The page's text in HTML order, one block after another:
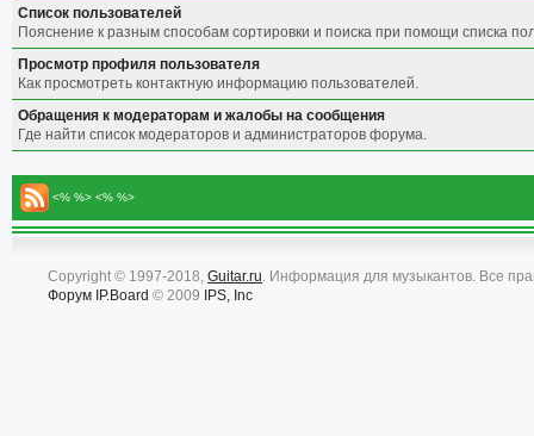
Список пользователей
Пояснение к разным способам сортировки и поиска при помощи списка
Просмотр профиля пользователя
Как просмотреть контактную информацию пользователей.
Обращения к модераторам и жалобы на сообщения
Где найти список модераторов и администраторов форума.
<% %> <% %>
Copyright © 1997-2018, Guitar.ru. Информация для музыкантов. Все
Форум IP.Board © 2009 IPS, Inc